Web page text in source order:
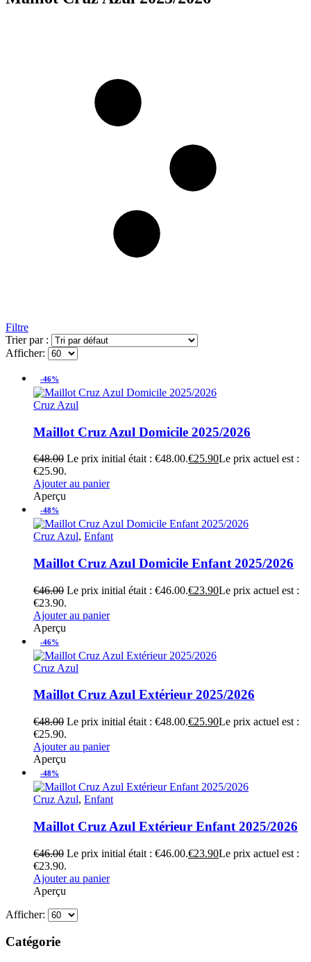
Filtre
Trier par :
Afficher:
-46%
Cruz Azul
Maillot Cruz Azul Domicile 2025/2026
€48.00 Le prix initial était : €48.00.€25.90Le prix actuel est :
€25.90.
Ajouter au panier
Aperçu
-48%
Cruz Azul, Enfant
Maillot Cruz Azul Domicile Enfant 2025/2026
€46.00 Le prix initial était : €46.00.€23.90Le prix actuel est :
€23.90.
Ajouter au panier
Aperçu
-46%
Cruz Azul
Maillot Cruz Azul Extérieur 2025/2026
€48.00 Le prix initial était : €48.00.€25.90Le prix actuel est :
€25.90.
Ajouter au panier
Aperçu
-48%
Cruz Azul, Enfant
Maillot Cruz Azul Extérieur Enfant 2025/2026
€46.00 Le prix initial était : €46.00.€23.90Le prix actuel est :
€23.90.
Ajouter au panier
Aperçu
Afficher:
Catégorie